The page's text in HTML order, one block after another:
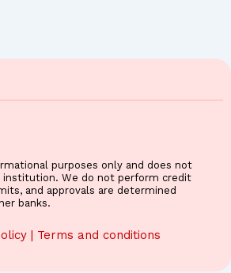
purposes only and does not
institution. We do not perform credit
and approvals are determined
banks.
| Terms and conditions